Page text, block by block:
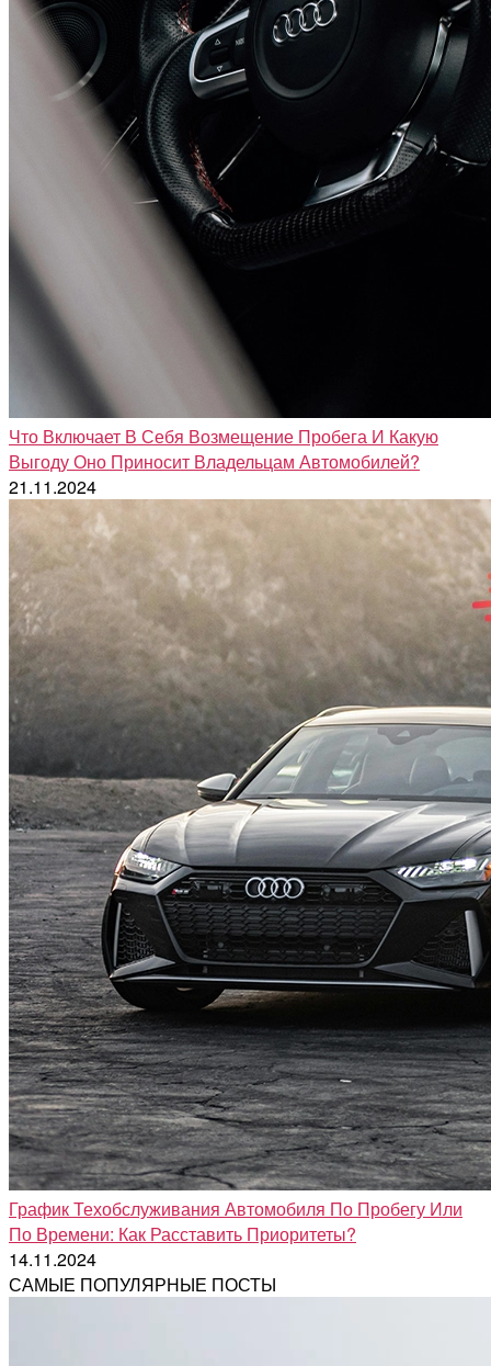
Что Включает В Себя Возмещение Пробега И Какую
Выгоду Оно Приносит Владельцам Автомобилей?
21.11.2024
График Техобслуживания Автомобиля По Пробегу Или
По Времени: Как Расставить Приоритеты?
14.11.2024
САМЫЕ ПОПУЛЯРНЫЕ ПОСТЫ